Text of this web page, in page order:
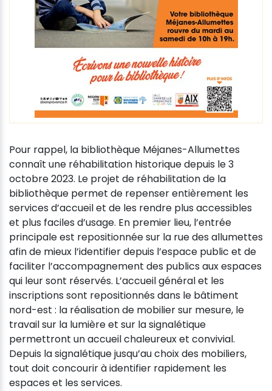
Pour rappel, la bibliothèque Méjanes-Allumettes
connaît une réhabilitation historique depuis le 3
octobre 2023. Le projet de réhabilitation de la
bibliothèque permet de repenser entièrement les
services d’accueil et de les rendre plus accessibles
et plus faciles d’usage. En premier lieu, l’entrée
principale est repositionnée sur la rue des allumettes
afin de mieux l’identifier depuis l’espace public et de
faciliter l’accompagnement des publics aux espaces
qui leur sont réservés. L’accueil général et les
inscriptions sont repositionnés dans le bâtiment
nord-est : la réalisation de mobilier sur mesure, le
travail sur la lumière et sur la signalétique
permettront un accueil chaleureux et convivial.
Depuis la signalétique jusqu’au choix des mobiliers,
tout doit concourir à identifier rapidement les
espaces et les services.